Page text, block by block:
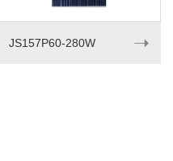
JS157P60-280W ➝